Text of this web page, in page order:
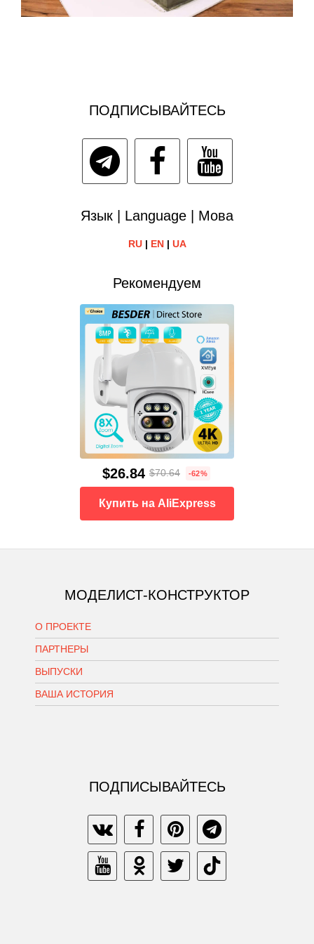
ПОДПИСЫВАЙТЕСЬ
Язык | Language | Мова
RU| EN| UA
Рекомендуем
$26.84 $70.64 -62%
Купить на AliExpress
МОДЕЛИСТ-КОНСТРУКТОР
О ПРОЕКТЕ
ПАРТНЕРЫ
ВЫПУСКИ
ВАША ИСТОРИЯ
ПОДПИСЫВАЙТЕСЬ